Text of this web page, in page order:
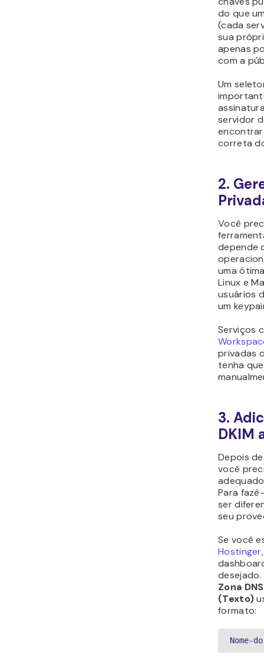
do que
(cada
sua
apenas
com a
Um
servidor
correta
2.
Você
depende
uma
Linux e
usuários
um
Serviços
privadas
tenha
3.
DKIM
Depois
você
Para
ser
seu
Se você
Hostinger
Zona DNS
(Texto)
formato:
Nome-